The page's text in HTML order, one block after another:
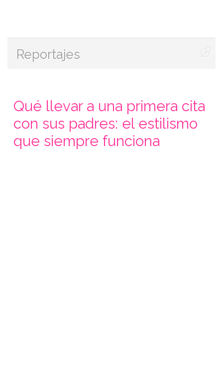
Reportajes
Qué llevar a una primera cita
con sus padres: el estilismo
que siempre funciona